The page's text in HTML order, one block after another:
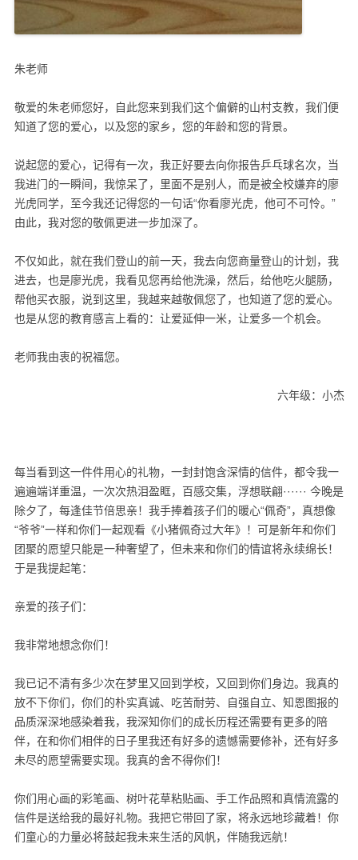
朱老师
敬爱的朱老师您好，自此您来到我们这个偏僻的山村支教，我们便
知道了您的爱心，以及您的家乡，您的年龄和您的背景。
说起您的爱心，记得有一次，我正好要去向你报告乒乓球名次，当
我进门的一瞬间，我惊呆了，里面不是别人，而是被全校嫌弃的廖
光虎同学，至今我还记得您的一句话“你看廖光虎，他可不可怜。”
由此，我对您的敬佩更进一步加深了。
不仅如此，就在我们登山的前一天，我去向您商量登山的计划，我
进去，也是廖光虎，我看见您再给他洗澡，然后，给他吃火腿肠，
帮他买衣服，说到这里，我越来越敬佩您了，也知道了您的爱心。
也是从您的教育感言上看的：让爱延伸一米，让爱多一个机会。
老师我由衷的祝福您。
六年级：小杰
每当看到这一件件用心的礼物，一封封饱含深情的信件，都令我一
遍遍端详重温，一次次热泪盈眶，百感交集，浮想联翩······ 今晚是
除夕了，每逢佳节倍思亲！我手捧着孩子们的暖心“佩奇”，真想像
“爷爷”一样和你们一起观看《小猪佩奇过大年》！可是新年和你们
团聚的愿望只能是一种奢望了，但未来和你们的情谊将永续绵长！
于是我提起笔：
亲爱的孩子们：
我非常地想念你们！
我已记不清有多少次在梦里又回到学校，又回到你们身边。我真的
放不下你们，你们的朴实真诚、吃苦耐劳、自强自立、知恩图报的
品质深深地感染着我，我深知你们的成长历程还需要有更多的陪
伴，在和你们相伴的日子里我还有好多的遗憾需要修补，还有好多
未尽的愿望需要实现。我真的舍不得你们！
你们用心画的彩笔画、树叶花草粘贴画、手工作品照和真情流露的
信件是送给我的最好礼物。我把它带回了家，将永远地珍藏着！你
们童心的力量必将鼓起我未来生活的风帆，伴随我远航！